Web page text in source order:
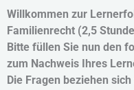
Willkommen zur
Familienrecht (2,5
Bitte füllen Sie nun den
zum Nachweis Ihres
Die Fragen beziehen